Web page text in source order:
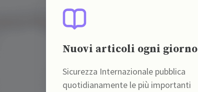
Nuovi articoli ogni giorno
Sicurezza Internazionale pubblica
quotidianamente le più importanti